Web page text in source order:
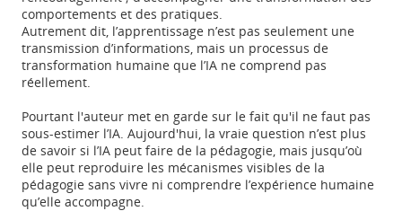
comportements et des pratiques.
Autrement dit, l’apprentissage n’est pas seulement une
transmission d’informations, mais un processus de
transformation humaine que l’IA ne comprend pas
réellement.
Pourtant l'auteur met en garde sur le fait qu'il ne faut pas
sous-estimer l’IA. Aujourd'hui, la vraie question n’est plus
de savoir si l’IA peut faire de la pédagogie, mais jusqu’où
elle peut reproduire les mécanismes visibles de la
pédagogie sans vivre ni comprendre l’expérience humaine
qu’elle accompagne.